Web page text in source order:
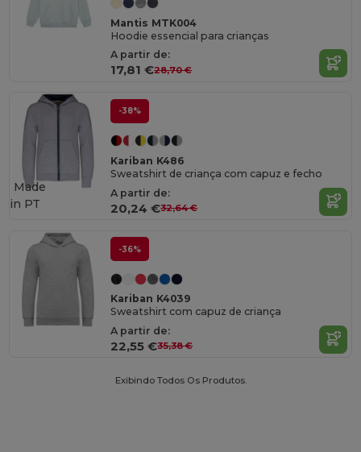
Mantis MTK004
Hoodie essencial para crianças
A partir de:
17,81 €28,70 €
-38%
Kariban K486
Sweatshirt de criança com capuz e fecho
A partir de:
20,24 €32,64 €
Made
in PT
-36%
Kariban K4039
Sweatshirt com capuz de criança
A partir de:
22,55 €35,38 €
Exibindo Todos Os Produtos.